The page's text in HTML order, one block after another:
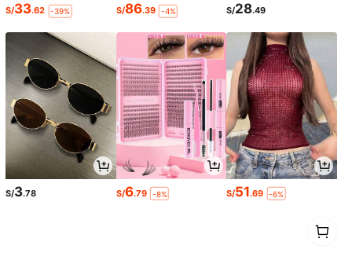
S/33.62 -39% S/86.39 -4% S/28.49
S/3.78 S/6.79 -8% S/51.69 -6%